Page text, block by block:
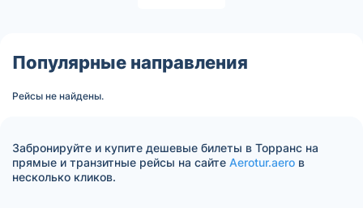
Популярные направления
Рейсы не найдены.
Забронируйте и купите дешевые билеты в Торранс на
прямые и транзитные рейсы на сайте Aerotur.aero в
несколько кликов.